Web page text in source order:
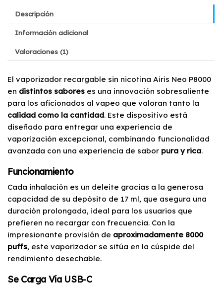
Descripción
Información adicional
Valoraciones (1)
El vaporizador recargable sin nicotina Airis Neo P8000
en distintos sabores es una innovación sobresaliente
para los aficionados al vapeo que valoran tanto la
calidad como la cantidad. Este dispositivo está
diseñado para entregar una experiencia de
vaporización excepcional, combinando funcionalidad
avanzada con una experiencia de sabor pura y rica.
Funcionamiento
Cada inhalación es un deleite gracias a la generosa
capacidad de su depósito de 17 ml, que asegura una
duración prolongada, ideal para los usuarios que
prefieren no recargar con frecuencia. Con la
impresionante provisión de aproximadamente 8000
puffs, este vaporizador se sitúa en la cúspide del
rendimiento desechable.
Se Carga Vía USB-C